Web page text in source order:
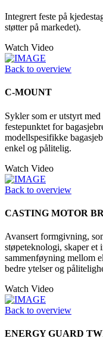
Integrert feste på
støtter på markedet).
Watch Video
Back to overview
C-MOUNT
Sykler som er utstyrt
festepunktet for
modellspesifikke
enkel og pålitelig.
Watch Video
Back to overview
CASTING MOTOR
Avansert formgivning,
støpeteknologi, skaper et
sammenføyning mellom
bedre ytelser og
Watch Video
Back to overview
ENERGY GUARD